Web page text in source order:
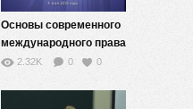
Основы современного
международного права
— 122.32K 0 0